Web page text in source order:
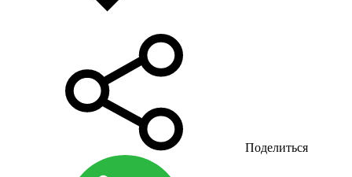
Поделиться